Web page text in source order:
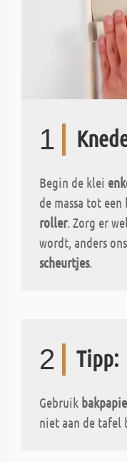
1
Begin de klei
de massa tot
roller. Zorg er
wordt, anders
scheurtjes.
2 Tipp:
Gebruik
niet aan de